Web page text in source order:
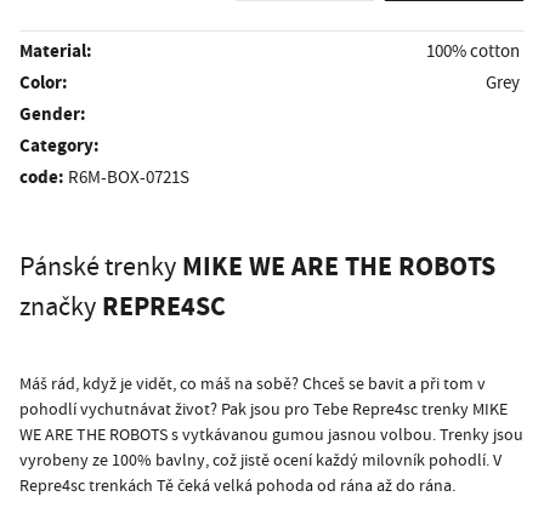
Material: 100% cotton
Color: Grey
Gender:
Category:
code: R6M-BOX-0721S
Pánské trenky MIKE WE ARE THE ROBOTS
značky REPRE4SC
Máš rád, když je vidět, co máš na sobě? Chceš se bavit a při tom v
pohodlí vychutnávat život? Pak jsou pro Tebe Repre4sc trenky MIKE
WE ARE THE ROBOTS s vytkávanou gumou jasnou volbou. Trenky jsou
vyrobeny ze 100% bavlny, což jistě ocení každý milovník pohodlí. V
Repre4sc trenkách Tě čeká velká pohoda od rána až do rána.